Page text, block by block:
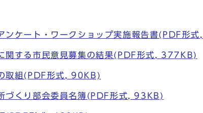
ンケート・ワークショップ実施報告書(PDF形
関する市民意見募集の結果(PDF形式, 377KB)
取組(PDF形式, 90KB)
づくり部会委員名簿(PDF形式, 93KB)